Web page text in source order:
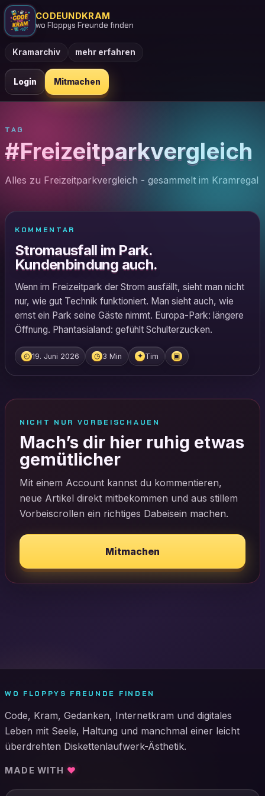
CODEUNDKRAM
wo Floppys Freunde finden
Kramarchiv mehr erfahren
Login Mitmachen
TAG
#Freizeitparkvergleich
Alles zu Freizeitparkvergleich - gesammelt im Kramregal
KOMMENTAR
Stromausfall im Park.
Kundenbindung auch.
Wenn im Freizeitpark der Strom ausfällt, sieht man nicht
nur, wie gut Technik funktioniert. Man sieht auch, wie
ernst ein Park seine Gäste nimmt. Europa-Park: längere
Öffnung. Phantasialand: gefühlt Schulterzucken.
◴ 19. Juni 2026 ◷ 3 Min ✦ Tim ▣
NICHT NUR VORBEISCHAUEN
Mach’s dir hier ruhig etwas
gemütlicher
Mit einem Account kannst du kommentieren,
neue Artikel direkt mitbekommen und aus stillem
Vorbeiscrollen ein richtiges Dabeisein machen.
Mitmachen
WO FLOPPYS FREUNDE FINDEN
Code, Kram, Gedanken, Internetkram und digitales
Leben mit Seele, Haltung und manchmal einer leicht
überdrehten Diskettenlaufwerk-Ästhetik.
MADE WITH ♥